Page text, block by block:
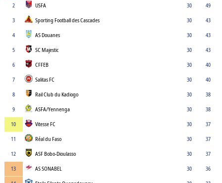
2
USFA 30
49
3
Sporting Football des Cascades 30
43
4
AS Douanes 30
43
5
SC Majestic 30
43
6
CFFEB 30
40
7
Salitas FC 30
40
8
Rail Club du Kadiogo 30
38
9
ASFA/Yennenga 30
38
10
Vitesse FC 30
37
11
Réal du Faso 30
37
12
ASF Bobo-Dioulasso 30
37
13
AS SONABEL 30
36